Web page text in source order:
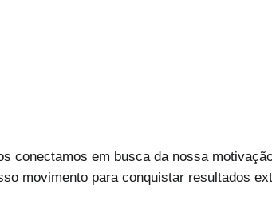
conectamos em busca da nossa
movimento para conquistar resultados